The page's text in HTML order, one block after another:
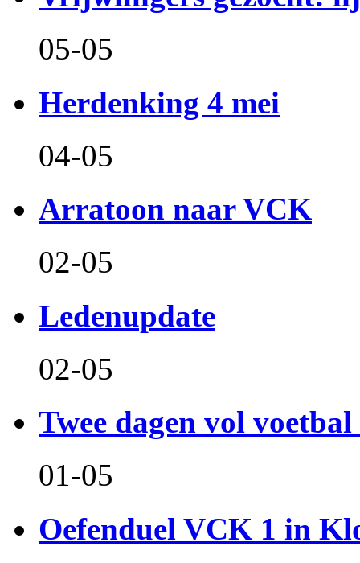
05-05
Herdenking 4 mei
04-05
Arratoon naar VCK
02-05
Ledenupdate
02-05
Twee dagen vol
01-05
Oefenduel VCK 1 in